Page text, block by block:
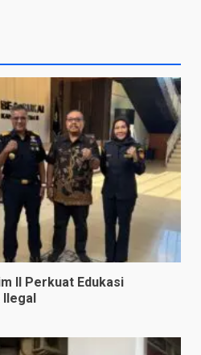
II Perkuat Edukasi